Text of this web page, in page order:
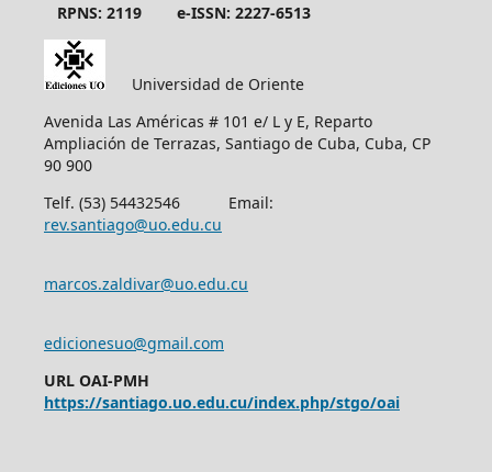
RPNS: 2119 e-ISSN: 2227-6513
Universidad de Oriente
Avenida Las Américas # 101 e/ L y E, Reparto
Ampliación de Terrazas, Santiago de Cuba, Cuba, CP
90 900
Telf. (53) 54432546 Email:
rev.santiago@uo.edu.cu
marcos.zaldivar@uo.edu.cu
edicionesuo@gmail.com
URL OAI-PMH
https://santiago.uo.edu.cu/index.php/stgo/oai